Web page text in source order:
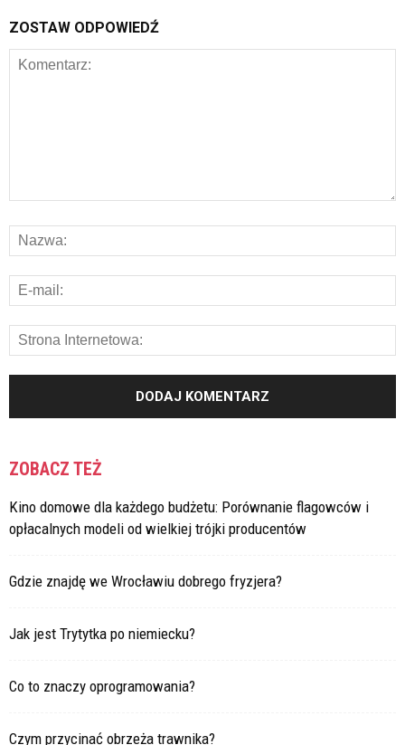
ZOSTAW ODPOWIEDŹ
ZOBACZ TEŻ
Kino domowe dla każdego budżetu: Porównanie flagowców i
opłacalnych modeli od wielkiej trójki producentów
Gdzie znajdę we Wrocławiu dobrego fryzjera?
Jak jest Trytytka po niemiecku?
Co to znaczy oprogramowania?
Czym przycinać obrzeża trawnika?